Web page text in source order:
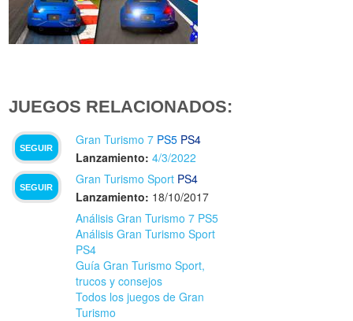
JUEGOS RELACIONADOS:
SEGUIR
Gran Turismo 7 PS5 PS4
Lanzamiento: 4/3/2022
SEGUIR
Gran Turismo Sport PS4
Lanzamiento: 18/10/2017
Análisis Gran Turismo 7 PS5
Análisis Gran Turismo Sport
PS4
Guía Gran Turismo Sport,
trucos y consejos
Todos los juegos de Gran
Turismo